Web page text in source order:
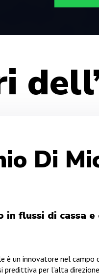
Di
in flussi di cassa
è un innovatore nel campo
predittiva per l’alta